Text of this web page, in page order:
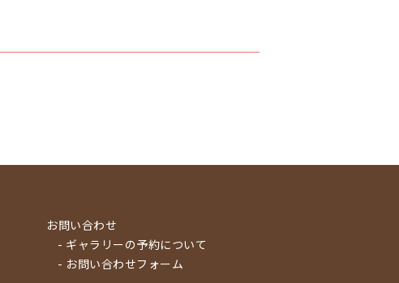
お問い合わせ
- ギャラリーの予約について
- お問い合わせフォーム